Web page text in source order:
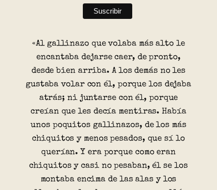
«Al gallinazo que volaba más alto le
encantaba dejarse caer, de pronto,
desde bien arriba. A los demás no les
gustaba volar con él, porque los dejaba
atrás; ni juntarse con él, porque
creían que les decía mentiras. Había
unos poquitos gallinazos, de los más
chiquitos y menos pesados, que sí lo
querían. Y era porque como eran
chiquitos y casi no pesaban, él se los
montaba encima de las alas y los